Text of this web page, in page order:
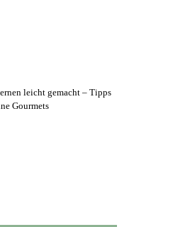
leicht gemacht – Tipps
Gourmets